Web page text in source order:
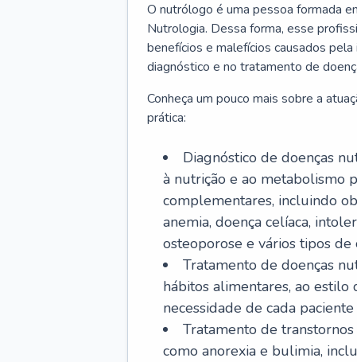
O nutrólogo é uma pessoa formada
Nutrologia. Dessa forma, esse
benefícios e malefícios causados
diagnóstico e no tratamento de
Conheça um pouco mais sobre a
prática:
Diagnóstico de doenças
à nutrição e ao metabolismo
complementares, incluindo
anemia, doença celíaca,
osteoporose e vários tipos de
Tratamento de doenças
hábitos alimentares, ao
necessidade de cada
Tratamento de
como anorexia e bulimia,